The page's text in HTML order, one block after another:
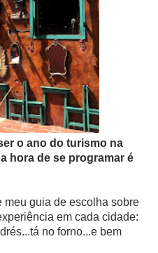
o ano do turismo na
hora de se programar é
meu guia de escolha sobre
em cada cidade:
no forno...e bem